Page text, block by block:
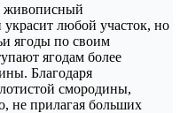
живописный
любой участок, но
ягоды по своим
ягодам более
Благодаря
смородины,
не прилагая больших